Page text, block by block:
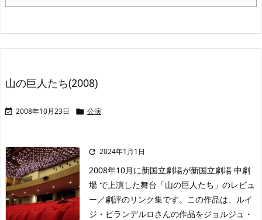
山の巨人たち(2008)
 2008年10月23日  公演
 2024年1月1日
2008年10月に新国立劇場が新国立劇場 中劇
場 で上演した舞台「山の巨人たち」のレビュ
ー／劇評のリンク集です。この作品は、ルイ
ジ・ビランデルロさんの作品をジョルジュ・